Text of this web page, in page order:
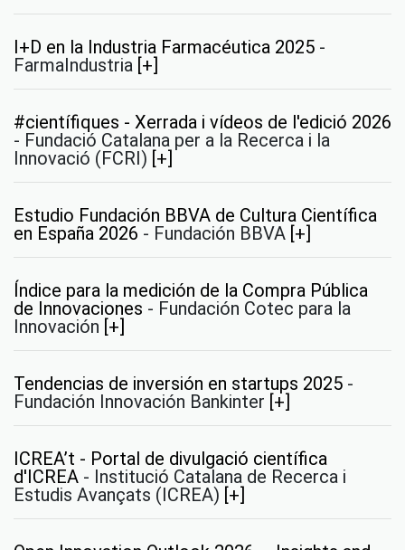
I+D en la Industria Farmacéutica 2025 -
FarmaIndustria [+]
#científiques - Xerrada i vídeos de l'edició 2026
- Fundació Catalana per a la Recerca i la
Innovació (FCRI) [+]
Estudio Fundación BBVA de Cultura Científica
en España 2026 - Fundación BBVA [+]
Índice para la medición de la Compra Pública
de Innovaciones - Fundación Cotec para la
Innovación [+]
Tendencias de inversión en startups 2025 -
Fundación Innovación Bankinter [+]
ICREA’t - Portal de divulgació científica
d'ICREA - Institució Catalana de Recerca i
Estudis Avançats (ICREA) [+]